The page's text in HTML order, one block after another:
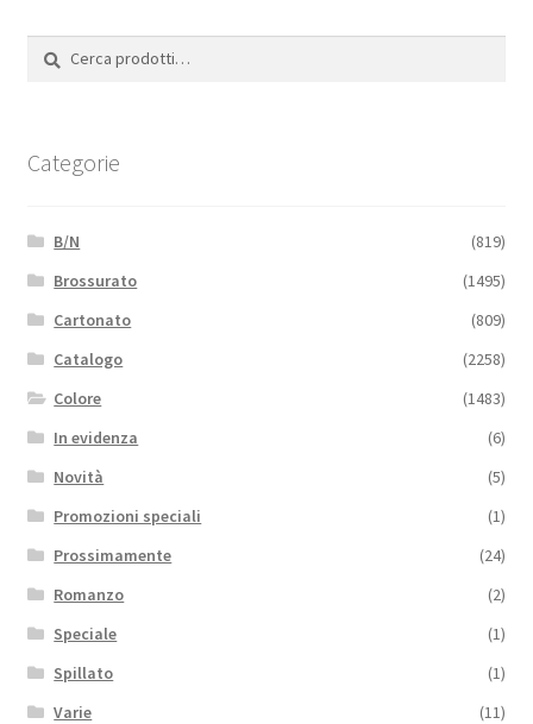
Cerca:
Cerca
Categorie
B/N
(819)
Brossurato
(1495)
Cartonato
(809)
Catalogo
(2258)
Colore
(1483)
In evidenza
(6)
Novità
(5)
Promozioni speciali
(1)
Prossimamente
(24)
Romanzo
(2)
Speciale
(1)
Spillato
(1)
Varie
(11)